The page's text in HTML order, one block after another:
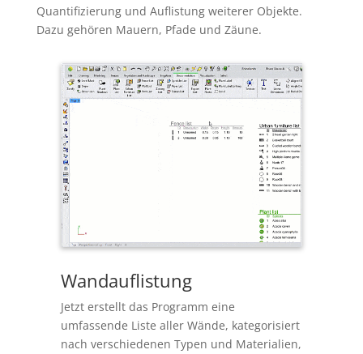
Quantifizierung und Auflistung weiterer Objekte.
Dazu gehören Mauern, Pfade und Zäune.
Wandauflistung
Jetzt erstellt das Programm eine
umfassende Liste aller Wände, kategorisiert
nach verschiedenen Typen und Materialien,